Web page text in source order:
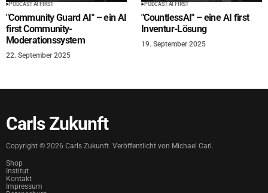
PODCAST AI FIRST
"Community Guard AI" – ein AI
first Community-
Moderationssystem
22. September 2025
PODCAST AI FIRST
"CountlessAI" – eine AI first
Inventur-Lösung
19. September 2025
Carls Zukunft
Copyright © 2026 Carls Zukunft. Veröffentlicht von Michael Carl.
Shop
Institut
Kontakt
Impressum